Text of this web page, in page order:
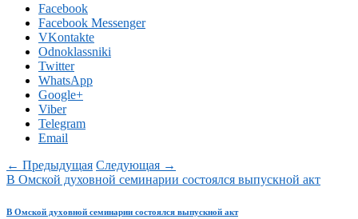
Facebook
Facebook Messenger
VKontakte
Odnoklassniki
Twitter
WhatsApp
Google+
Viber
Telegram
Email
← Предыдущая Следующая →
В Омской духовной семинарии состоялся выпускной акт
В Омской духовной семинарии состоялся выпускной акт